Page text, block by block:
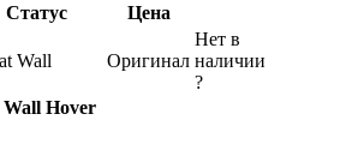
Статус Цена
Wall Оригинал
Нет в
наличии
?
Wall Hover